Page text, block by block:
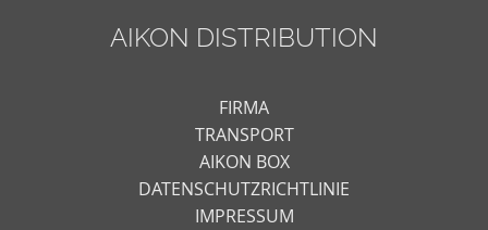
AIKON DISTRIBUTION
FIRMA
TRANSPORT
AIKON BOX
DATENSCHUTZRICHTLINIE
IMPRESSUM